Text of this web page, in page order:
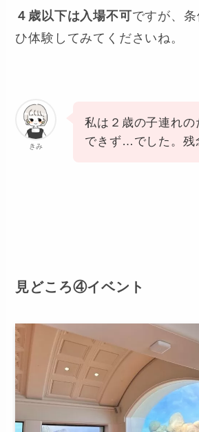
４歳以下は入場不可 ですが、
ひ体験してみてくださいね。
私は２歳の子連れの
できず…でした。残
見どころ④イベント